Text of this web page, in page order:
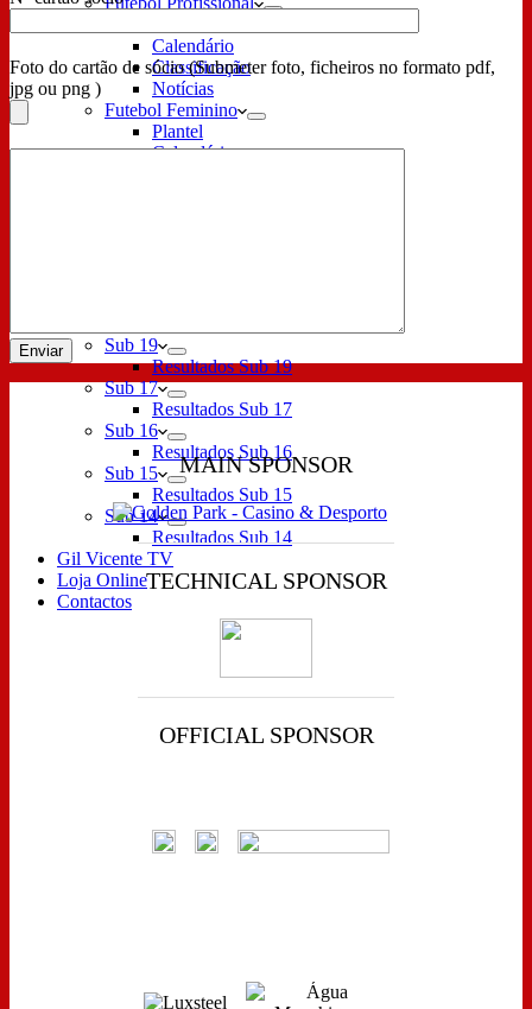
Calendário
Classificação
Notícias
Futebol Feminino
Plantel
Calendário
Sub 19
Resultados Sub 19
Sub 17
Resultados Sub 17
Sub 16
Resultados Sub 16
Sub 15
Resultados Sub 15
Sub 14
Resultados Sub 14
Gil Vicente TV
Loja Online
Contactos
Foto do cartão de sócio (Submeter foto, ficheiros no formato pdf,
jpg ou png )
MAIN SPONSOR
TECHNICAL SPONSOR
OFFICIAL SPONSOR